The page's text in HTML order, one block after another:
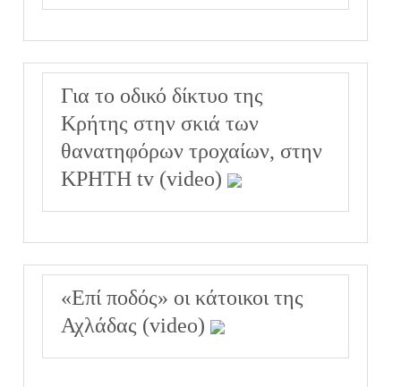
Για το οδικό δίκτυο της
Κρήτης στην σκιά των
θανατηφόρων τροχαίων, στην
ΚΡΗΤΗ tv (video)
«Επί ποδός» οι κάτοικοι της
Αχλάδας (video)